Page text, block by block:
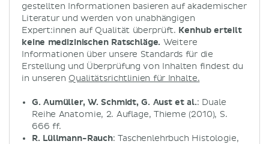
gestellten Informationen basieren auf akademischer
Literatur und werden von unabhängigen
Expert:innen auf Qualität überprüft. Kenhub erteilt
keine medizinischen Ratschläge. Weitere
Informationen über unsere Standards für die
Erstellung und Überprüfung von Inhalten findest du
in unseren Qualitätsrichtlinien für Inhalte.
G. Aumüller, W. Schmidt, G. Aust et al.: Duale
Reihe Anatomie, 2. Auflage, Thieme (2010), S.
666 ff.
R. Lüllmann-Rauch: Taschenlehrbuch Histologie,